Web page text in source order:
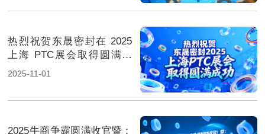
热烈祝贺东晟密封在 2025
上海 PTC展会取得圆满成
功！
2025-11-01
2025牛商争霸圆满收官暨：